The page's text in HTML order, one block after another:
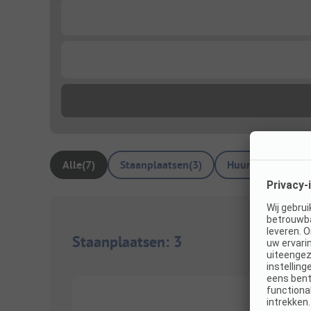
Alle(7) Staanplaatsen(3)
Staanplaatsen: 3 1/3